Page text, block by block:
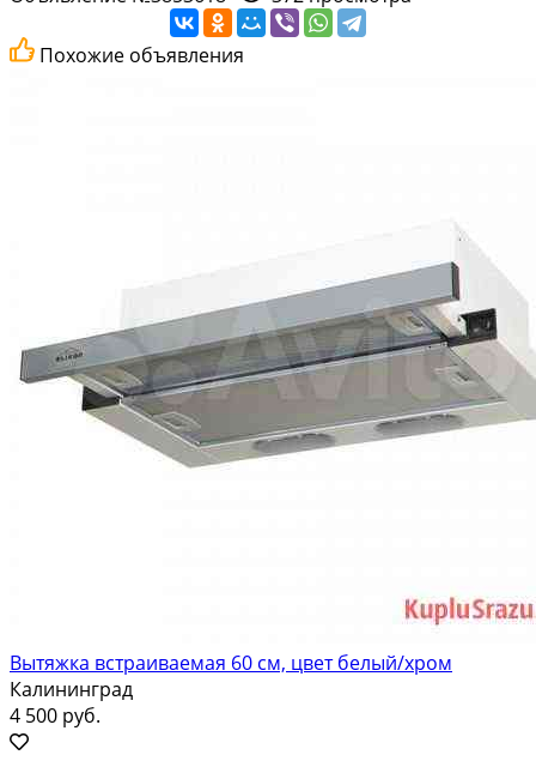
Похожие объявления
Вытяжка встраиваемая 60 см, цвет белый/хром
Калининград
4 500 руб.